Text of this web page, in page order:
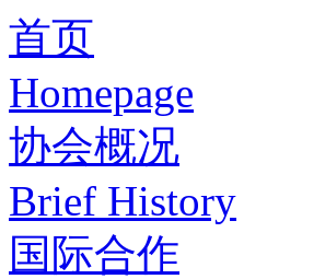
首页
Homepage
协会概况
Brief History
国际合作